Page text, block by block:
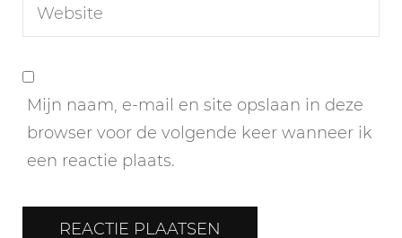
Mijn naam, e-mail en site opslaan in deze
browser voor de volgende keer wanneer ik
een reactie plaats.